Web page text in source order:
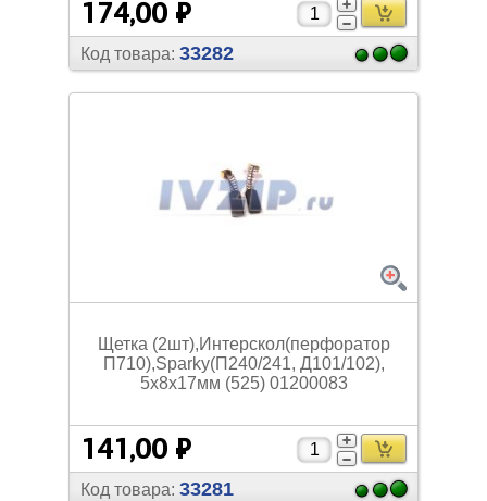
174,00 ₽
Код товара: 33282
Щетка (2шт),Интерскол(перфоратор
П710),Sparky(П240/241, Д101/102),
5х8х17мм (525) 01200083
141,00 ₽
Код товара: 33281